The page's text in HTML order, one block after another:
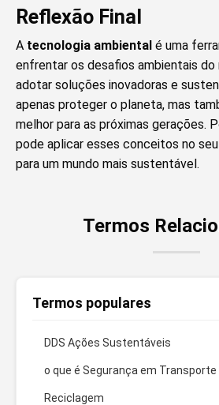
Reflexão Final
A tecnologia ambiental é uma
enfrentar os desafios ambientais
adotar soluções inovadoras e
apenas proteger o planeta, mas
melhor para as próximas gerações.
pode aplicar esses conceitos no
para um mundo mais sustentável.
Termos
Termos populares
DDS Ações Sustentáveis
o que é Segurança em Transporte
Reciclagem